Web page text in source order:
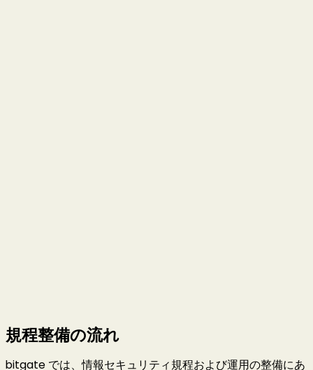
規程整備の流れ
bitgate では、情報セキュリティ規程および運用の整備にあ